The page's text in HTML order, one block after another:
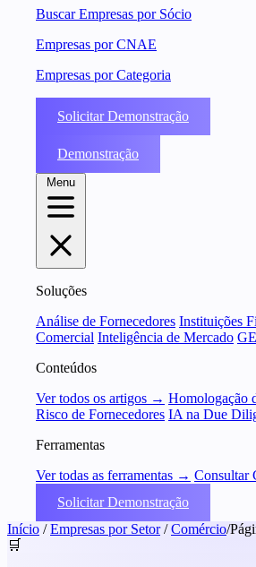
Buscar Empresas por Sócio
Empresas por CNAE
Empresas por Categoria
Solicitar Demonstração
Demonstração
Menu
Soluções
Análise de Fornecedores Instituições
Comercial Inteligência de Mercado
Conteúdos
Ver todos os artigos → Homologação
Risco de Fornecedores IA na Due
Ferramentas
Ver todas as ferramentas → Consultar
Solicitar Demonstração
Início / Empresas por Setor / Comércio/
🛒